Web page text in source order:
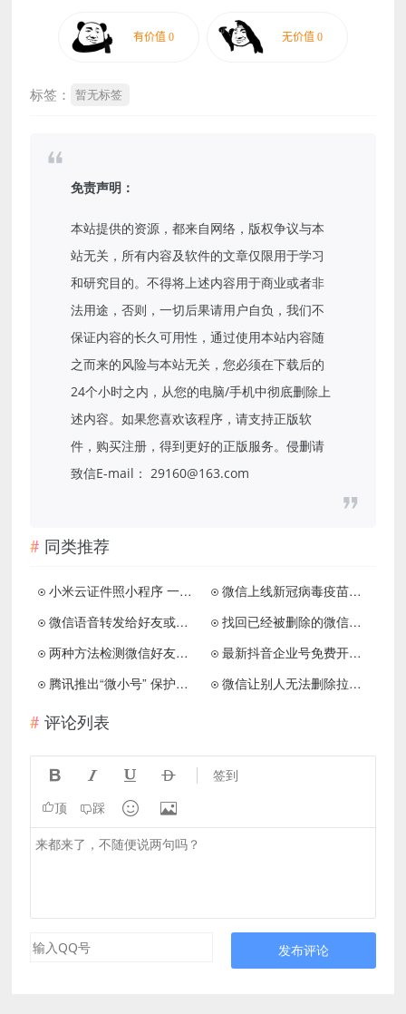
标签： 暂无标签
免责声明：
本站提供的资源，都来自网络，版权争议与本
站无关，所有内容及软件的文章仅限用于学习
和研究目的。不得将上述内容用于商业或者非
法用途，否则，一切后果请用户自负，我们不
保证内容的长久可用性，通过使用本站内容随
之而来的风险与本站无关，您必须在下载后的
24个小时之内，从您的电脑/手机中彻底删除上
述内容。如果您喜欢该程序，请支持正版软
件，购买注册，得到更好的正版服务。侵删请
致信E-mail： 29160@163.com
同类推荐
小米云证件照小程序 一键生成证件照片
微信上线新冠病毒疫苗接种预约方法
微信语音转发给好友或朋友圈方法分享
找回已经被删除的微信好友方法分享
两种方法检测微信好友是否被删
最新抖音企业号免费开通方法分享
腾讯推出“微小号” 保护手机号和隐私
微信让别人无法删除拉黑你的微信好友方法
评论列表
    签到
顶 踩  
发布评论